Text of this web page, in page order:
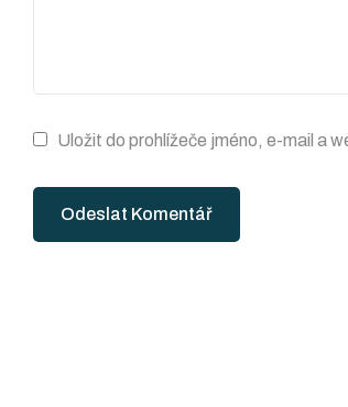
Uložit do prohlížeče jméno, e-mail a
Odeslat Komentář